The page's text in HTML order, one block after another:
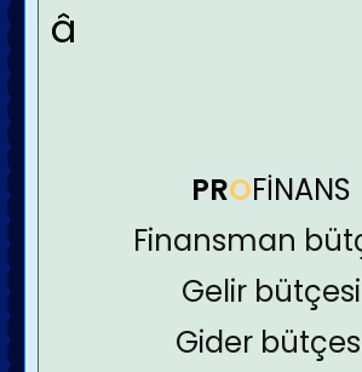
â
PROFİNANS
Finansman
Gelir bütçesi
Gider